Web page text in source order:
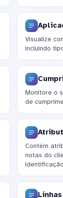
Visualize
incluindo
Monitore o
de
Contém
notas do